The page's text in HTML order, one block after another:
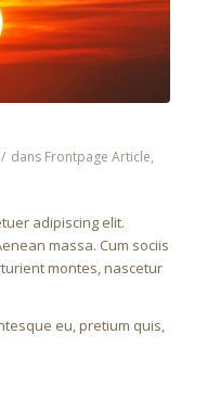
/ dans Frontpage Article,
adipiscing elit.
massa. Cum sociis
montes, nascetur
eu, pretium quis,